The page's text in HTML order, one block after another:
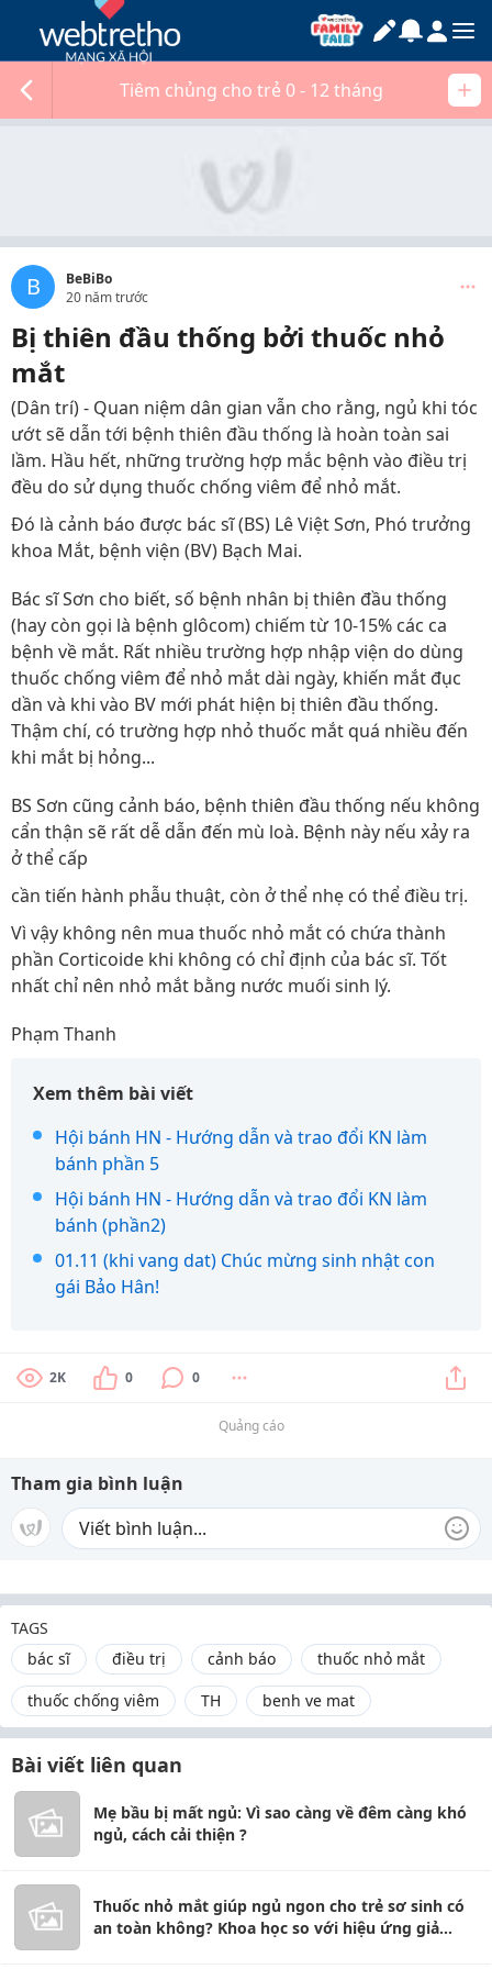
Tiêm chủng cho trẻ 0 - 12 tháng
B
BeBiBo
20 năm trước
Bị thiên đầu thống bởi thuốc nhỏ
mắt
(Dân trí) - Quan niệm dân gian vẫn cho rằng, ngủ khi tóc
ướt sẽ dẫn tới bệnh thiên đầu thống là hoàn toàn sai
lầm. Hầu hết, những trường hợp mắc bệnh vào điều trị
đều do sử dụng thuốc chống viêm để nhỏ mắt.
Đó là cảnh báo được bác sĩ (BS) Lê Việt Sơn, Phó trưởng
khoa Mắt, bệnh viện (BV) Bạch Mai.
Bác sĩ Sơn cho biết, số bệnh nhân bị thiên đầu thống
(hay còn gọi là bệnh glôcom) chiếm từ 10-15% các ca
bệnh về mắt. Rất nhiều trường hợp nhập viện do dùng
thuốc chống viêm để nhỏ mắt dài ngày, khiến mắt đục
dần và khi vào BV mới phát hiện bị thiên đầu thống.
Thậm chí, có trường hợp nhỏ thuốc mắt quá nhiều đến
khi mắt bị hỏng...
BS Sơn cũng cảnh báo, bệnh thiên đầu thống nếu không
cẩn thận sẽ rất dễ dẫn đến mù loà. Bệnh này nếu xảy ra
ở thể cấp
cần tiến hành phẫu thuật, còn ở thể nhẹ có thể điều trị.
Vì vậy không nên mua thuốc nhỏ mắt có chứa thành
phần Corticoide khi không có chỉ định của bác sĩ. Tốt
nhất chỉ nên nhỏ mắt bằng nước muối sinh lý.
Phạm Thanh
Xem thêm bài viết
Hội bánh HN - Hướng dẫn và trao đổi KN làm
bánh phần 5
Hội bánh HN - Hướng dẫn và trao đổi KN làm
bánh (phần2)
01.11 (khi vang dat) Chúc mừng sinh nhật con
gái Bảo Hân!
2K 0 0
Quảng cáo
Tham gia bình luận
TAGS
bác sĩ
điều trị cảnh báo
thuốc nhỏ mắt
thuốc chống viêm
TH benh ve mat
Bài viết liên quan
Mẹ bầu bị mất ngủ: Vì sao càng về đêm càng khó
ngủ, cách cải thiện ?
Thuốc nhỏ mắt giúp ngủ ngon cho trẻ sơ sinh có
an toàn không? Khoa học so với hiệu ứng giả